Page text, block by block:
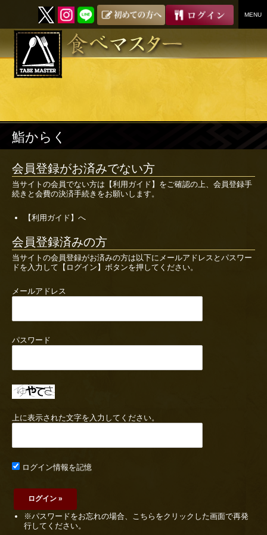
MENU
SKIP
鮨からく
会員登録がお済みでない方
当サイトの会員でない方は 【利用ガイド】 をご確認の上、会員登録手
続きと会費の決済手続きをお願いします。
【利用ガイド】へ
会員登録済みの方
当サイトの会員登録がお済みの方は以下にメールアドレスとパスワー
ドを入力して【ログイン】ボタンを押してください。
メールアドレス
パスワード
上に表示された文字を入力してください。
ログイン情報を記憶
※パスワードをお忘れの場合、こちらをクリックした画面で再発
行してください。